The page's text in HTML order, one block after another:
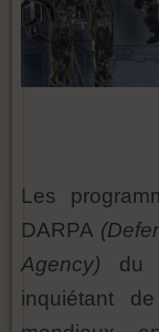
Les
DARPA
Agency) du
inquiétant